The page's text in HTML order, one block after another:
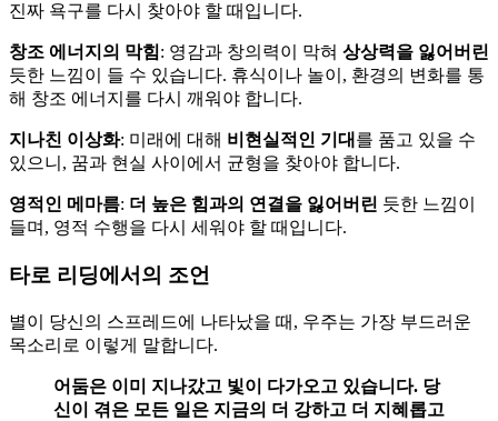
진짜 욕구를 다시 찾아야 할 때입니다.
창조 에너지의 막힘: 영감과 창의력이 막혀 상상력을 잃어버린
듯한 느낌이 들 수 있습니다. 휴식이나 놀이, 환경의 변화를 통
해 창조 에너지를 다시 깨워야 합니다.
지나친 이상화: 미래에 대해 비현실적인 기대 를 품고 있을 수
있으니, 꿈과 현실 사이에서 균형을 찾아야 합니다.
영적인 메마름: 더 높은 힘과의 연결을 잃어버린 듯한 느낌이
들며, 영적 수행을 다시 세워야 할 때입니다.
타로 리딩에서의 조언
별이 당신의 스프레드에 나타났을 때, 우주는 가장 부드러운
목소리로 이렇게 말합니다.
어둠은 이미 지나갔고 빛이 다가오고 있습니다. 당
신이 겪은 모든 일은 지금의 더 강하고 더 지혜롭고